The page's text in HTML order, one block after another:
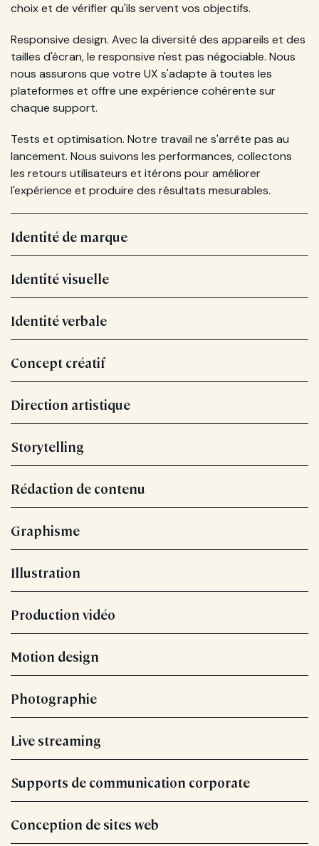
choix et de vérifier qu'ils servent vos objectifs.
Responsive design. Avec la diversité des appareils et des
tailles d'écran, le responsive n'est pas négociable. Nous
nous assurons que votre UX s'adapte à toutes les
plateformes et offre une expérience cohérente sur
chaque support.
Tests et optimisation. Notre travail ne s'arrête pas au
lancement. Nous suivons les performances, collectons
les retours utilisateurs et itérons pour améliorer
l'expérience et produire des résultats mesurables.
Identité de marque
Identité visuelle
Identité verbale
Concept créatif
Direction artistique
Storytelling
Rédaction de contenu
Graphisme
Illustration
Production vidéo
Motion design
Photographie
Live streaming
Supports de communication corporate
Conception de sites web